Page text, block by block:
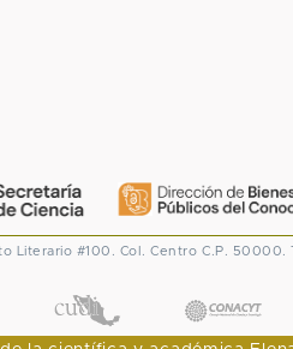
Literario #100. Col. Centro C.P. 50000.